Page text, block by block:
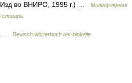
Изд во ВНИРО, 1995 г.) …
Молекулярная
… Deutsch wörterbuch der biologie